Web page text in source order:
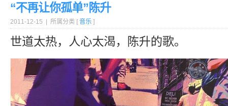
“不再让你孤单”陈升
2011-12-15 | 所属分类 [ 音乐 ]
世道太热，人心太渴，陈升的歌。